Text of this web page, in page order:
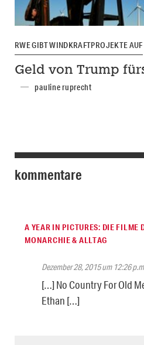
RWE GIBT WINDKRAFTPROJEKTE AUF
Geld von Trump
pauline ruprecht
kommentare
A YEAR IN PICTURES: DIE FILME
MONARCHIE & ALLTAG
Dezember 28, 2015 um 12:26
[…] No Country For Old
Ethan […]